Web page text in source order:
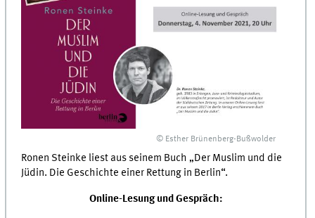
© Esther Brünenberg-Bußwolder
Ronen Steinke liest aus seinem Buch „Der Muslim und die
Jüdin. Die Geschichte einer Rettung in Berlin“.
Online-Lesung und Gespräch: